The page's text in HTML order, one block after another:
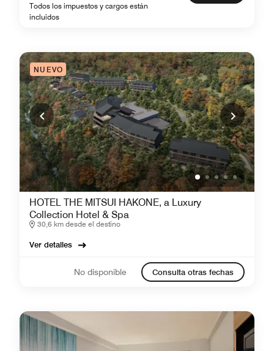
Todos los impuestos y cargos están
incluidos
NUEVO
HOTEL THE MITSUI HAKONE, a Luxury
Collection Hotel & Spa
30,6 km desde el destino
Ver detalles
No disponible Consulta otras fechas